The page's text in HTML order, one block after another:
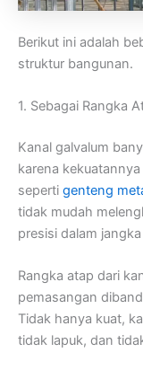
Berikut ini adalah
struktur bangunan.
1. Sebagai Rangka
Kanal galvalum
karena
seperti genteng
tidak mudah
presisi dalam
Rangka atap dari
pemasangan
Tidak hanya kuat,
tidak lapuk, dan